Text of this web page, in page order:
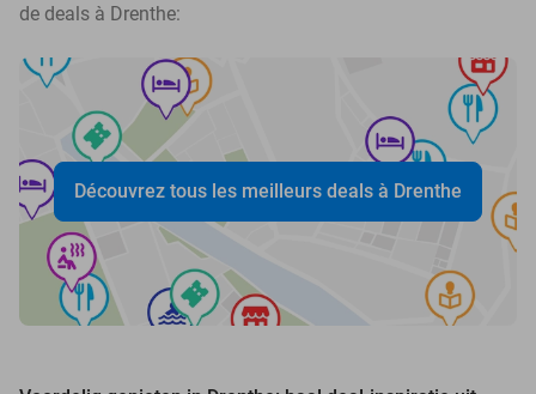
de deals à Drenthe:
Découvrez tous les meilleurs deals à Drenthe